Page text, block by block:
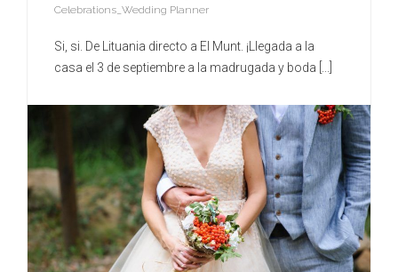
Celebrations_Wedding Planner
Si, si. De Lituania directo a El Munt. ¡Llegada a la
casa el 3 de septiembre a la madrugada y boda [...]